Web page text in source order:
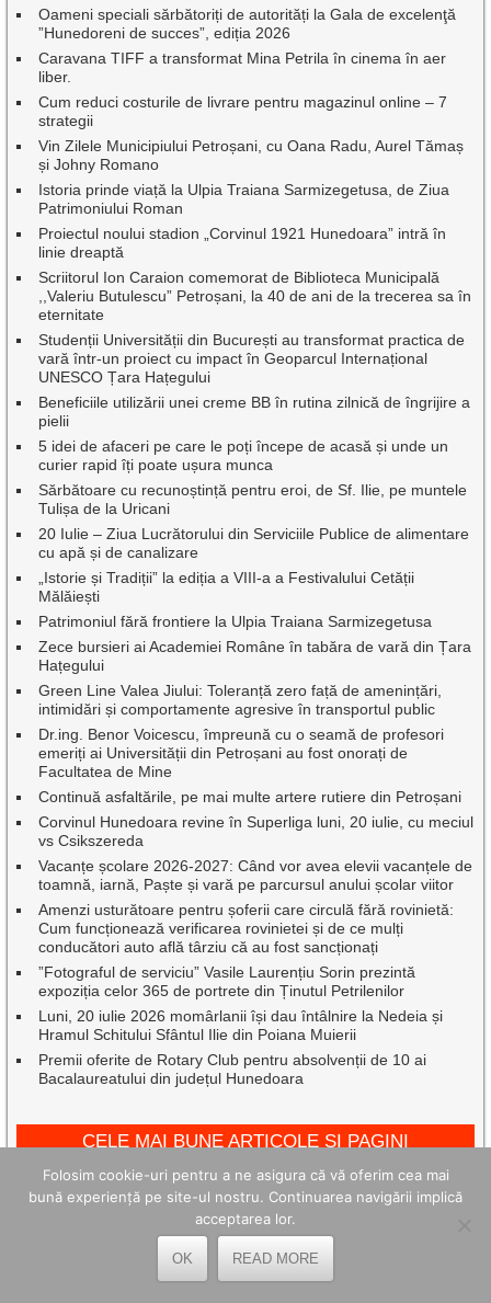
Oameni speciali sărbătoriți de autorități la Gala de excelenţă
”Hunedoreni de succes”, ediția 2026
Caravana TIFF a transformat Mina Petrila în cinema în aer
liber.
Cum reduci costurile de livrare pentru magazinul online – 7
strategii
Vin Zilele Municipiului Petroșani, cu Oana Radu, Aurel Tămaș
și Johny Romano
Istoria prinde viață la Ulpia Traiana Sarmizegetusa, de Ziua
Patrimoniului Roman
Proiectul noului stadion „Corvinul 1921 Hunedoara” intră în
linie dreaptă
Scriitorul Ion Caraion comemorat de Biblioteca Municipală
,,Valeriu Butulescu” Petroșani, la 40 de ani de la trecerea sa în
eternitate
Studenții Universității din București au transformat practica de
vară într-un proiect cu impact în Geoparcul Internațional
UNESCO Țara Hațegului
Beneficiile utilizării unei creme BB în rutina zilnică de îngrijire a
pielii
5 idei de afaceri pe care le poți începe de acasă și unde un
curier rapid îți poate ușura munca
Sărbătoare cu recunoștință pentru eroi, de Sf. Ilie, pe muntele
Tulișa de la Uricani
20 Iulie – Ziua Lucrătorului din Serviciile Publice de alimentare
cu apă și de canalizare
„Istorie și Tradiții” la ediția a VIII-a a Festivalului Cetății
Mălăiești
Patrimoniul fără frontiere la Ulpia Traiana Sarmizegetusa
Zece bursieri ai Academiei Române în tabăra de vară din Țara
Hațegului
Green Line Valea Jiului: Toleranță zero față de amenințări,
intimidări și comportamente agresive în transportul public
Dr.ing. Benor Voicescu, împreună cu o seamă de profesori
emeriți ai Universității din Petroșani au fost onorați de
Facultatea de Mine
Continuă asfaltările, pe mai multe artere rutiere din Petroșani
Corvinul Hunedoara revine în Superliga luni, 20 iulie, cu meciul
vs Csikszereda
Vacanțe școlare 2026-2027: Când vor avea elevii vacanțele de
toamnă, iarnă, Paște și vară pe parcursul anului școlar viitor
Amenzi usturătoare pentru șoferii care circulă fără rovinietă:
Cum funcționează verificarea rovinietei și de ce mulți
conducători auto află târziu că au fost sancționați
”Fotograful de serviciu” Vasile Laurențiu Sorin prezintă
expoziția celor 365 de portrete din Ținutul Petrilenilor
Luni, 20 iulie 2026 momârlanii își dau întâlnire la Nedeia și
Hramul Schitului Sfântul Ilie din Poiana Muierii
Premii oferite de Rotary Club pentru absolvenții de 10 ai
Bacalaureatului din județul Hunedoara
CELE MAI BUNE ARTICOLE ȘI PAGINI
Folosim cookie-uri pentru a ne asigura că vă oferim cea mai
bună experiență pe site-ul nostru. Continuarea navigării implică
acceptarea lor.
OK READ MORE